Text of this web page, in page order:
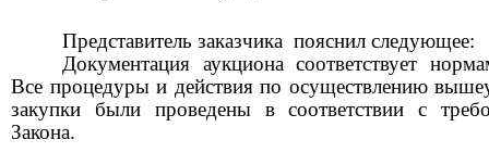
Представитель заказчика пояснил следующее:
Документация аукциона соответствует
Все процедуры и действия по осуществлению
закупки были проведены в соответствии с
Закона.